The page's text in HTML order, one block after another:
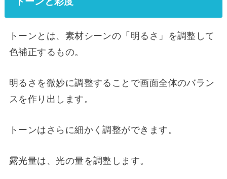
トーンとは、素材シーンの「明るさ」を調整して
色補正するもの。
明るさを微妙に調整することで画面全体のバラン
スを作り出します。
トーンはさらに細かく調整ができます。
露光量は、光の量を調整します。